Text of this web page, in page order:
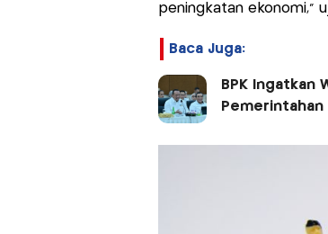
peningkatan ekonomi,”
Baca Juga:
BPK Ingatkan
Pemerintahan